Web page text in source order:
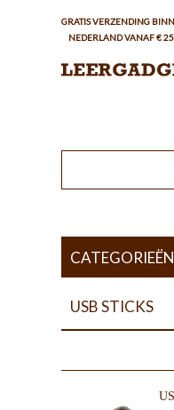
GRATIS VERZENDING
NEDERLAND VANAF €
CATEGORIEËN
USB STICKS